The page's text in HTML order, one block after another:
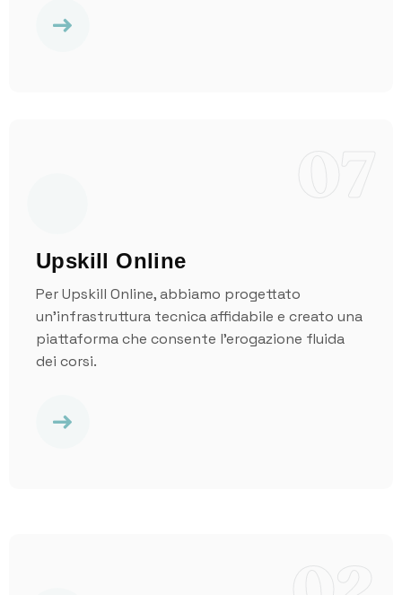
Upskill Online
Per Upskill Online, abbiamo progettato
un’infrastruttura tecnica affidabile e creato una
piattaforma che consente l’erogazione fluida
dei corsi.